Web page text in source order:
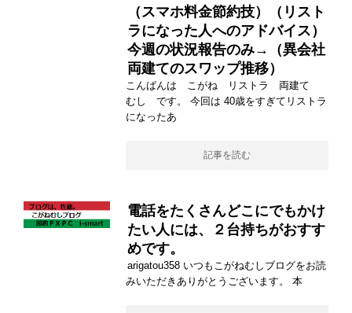
（スマホ料金節約技）（リスト
ラになった人へのアドバイス）
今週の状況報告のみ→（異会社
両建てのスワップ推移）
こんばんは こがね リストラ 両建て
むし です。 今回は 40歳をすぎてリストラ
になったあ
記事を読む
電話をたくさんどこにでもかけ
たい人には、２台持ちがおすす
めです。
arigatou358 いつもこがねむしブログをお読
みいただきありがとうございます。 本